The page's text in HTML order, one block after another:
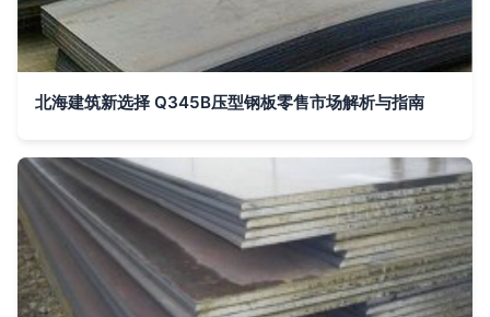
北海建筑新选择 Q345B压型钢板零售市场解析与指南